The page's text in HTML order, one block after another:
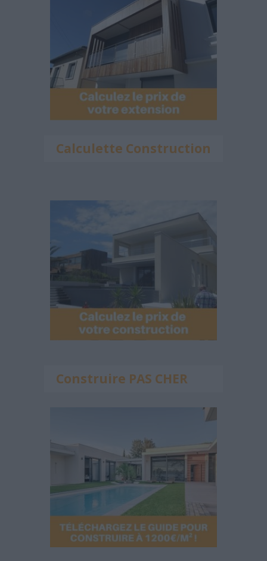
Calculette Construction
Construire PAS CHER